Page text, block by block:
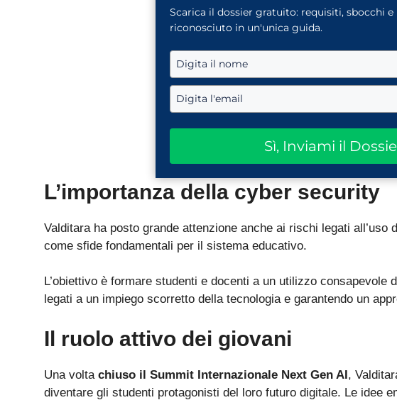
Scarica il dossier gratuito: requisiti, sbocchi
riconosciuto in un'unica guida.
Sì, Inviami il
L’importanza della cyber security
Valditara ha posto grande attenzione anche ai rischi legati all’uso
come sfide fondamentali per il sistema educativo.
L’obiettivo è formare studenti e docenti a un utilizzo
legati a un impiego scorretto della tecnologia e garantendo un
Il ruolo attivo dei giovani
Una volta chiuso il Summit Internazionale Next Gen AI,
diventare gli studenti protagonisti del loro futuro digitale. Le idee